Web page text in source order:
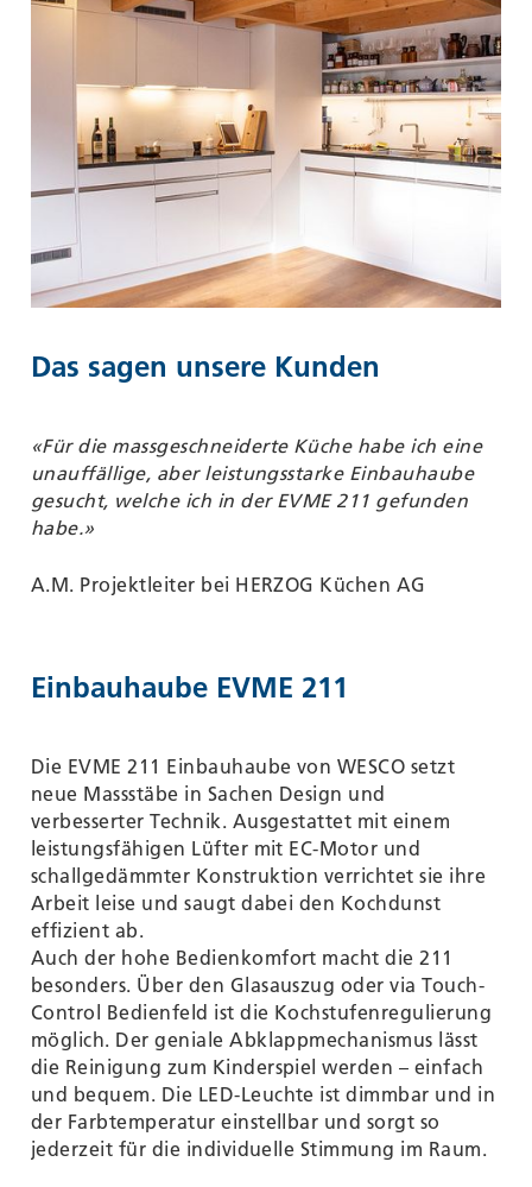
Das sagen unsere Kunden
«Für die massgeschneiderte Küche habe ich eine
unauffällige, aber leistungsstarke Einbauhaube
gesucht, welche ich in der EVME 211 gefunden
habe.»
A.M. Projektleiter bei HERZOG Küchen AG
Einbauhaube EVME 211
Die EVME 211 Einbauhaube von WESCO setzt
neue Massstäbe in Sachen Design und
verbesserter Technik. Ausgestattet mit einem
leistungsfähigen Lüfter mit EC-Motor und
schallgedämmter Konstruktion verrichtet sie ihre
Arbeit leise und saugt dabei den Kochdunst
effizient ab.
Auch der hohe Bedienkomfort macht die 211
besonders. Über den Glasauszug oder via Touch-
Control Bedienfeld ist die Kochstufenregulierung
möglich. Der geniale Abklappmechanismus lässt
die Reinigung zum Kinderspiel werden – einfach
und bequem. Die LED-Leuchte ist dimmbar und in
der Farbtemperatur einstellbar und sorgt so
jederzeit für die individuelle Stimmung im Raum.